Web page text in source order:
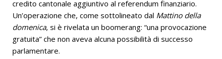
credito cantonale aggiuntivo al referendum finanziario.
Un’operazione che, come sottolineato dal Mattino della
domenica, si è rivelata un boomerang: “una provocazione
gratuita” che non aveva alcuna possibilità di successo
parlamentare.